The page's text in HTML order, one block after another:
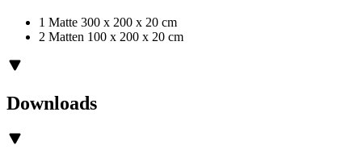
1 Matte 300 x 200 x 20 cm
2 Matten 100 x 200 x 20 cm
Downloads